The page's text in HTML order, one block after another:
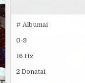
# Albumai
0-9
16 Hz
2 Donatai